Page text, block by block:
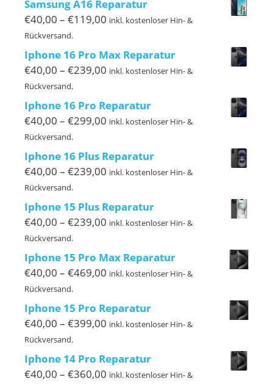
€119,00
Samsung A16 Reparatur
€40,00 – €119,00 Preisspanne:
bis
€119,00
inkl. kostenloser Hin- &
Rückversand.
Iphone 16 Pro Max Reparatur
€40,00 – €239,00 Preisspanne:
€239,00
inkl. kostenloser Hin- &
Rückversand.
Iphone 16 Pro Reparatur
€40,00 – €299,00 Preisspanne:
bis
€299,00
inkl. kostenloser Hin- &
Rückversand.
Iphone 16 Plus Reparatur
€40,00 – €239,00 Preisspanne:
bis
€239,00
inkl. kostenloser Hin- &
Rückversand.
Iphone 15 Plus Reparatur
€40,00 – €239,00 Preisspanne:
bis
€239,00
inkl. kostenloser Hin- &
Rückversand.
Iphone 15 Pro Max Reparatur
€40,00 – €469,00 Preisspanne:
€469,00
inkl. kostenloser Hin- &
Rückversand.
Iphone 15 Pro Reparatur
€40,00 – €399,00 Preisspanne:
€399,00
inkl. kostenloser Hin- &
Rückversand.
Iphone 14 Pro Reparatur
€40,00 – €360,00 Preisspanne:
inkl. kostenloser Hin- &